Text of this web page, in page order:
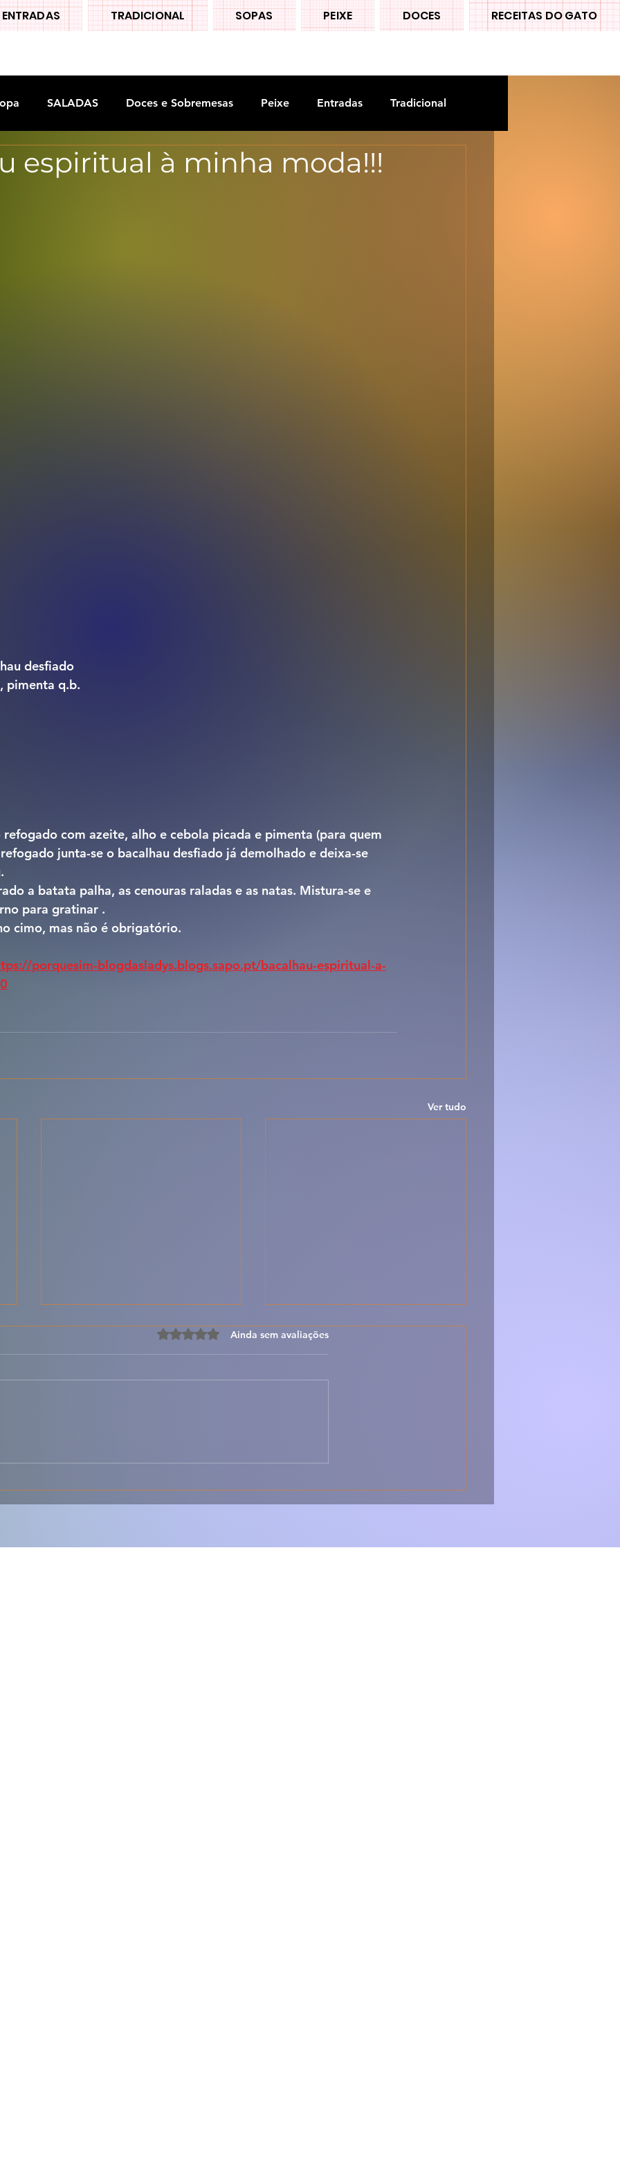
ENTRADAS TRADICIONAL SOPAS PEIXE DOCES RECEITAS DO GATO
SALADAS Doces e Sobremesas Peixe Entradas Tradicional
Legumes
espiritual à minha moda!!!
desfiado
pimenta q.b.
junta-se o bacalhau desfiado já demolhado e deixa-se
a batata palha, as cenouras raladas e as natas. Mistura-se e
para gratinar .
cimo, mas não é obrigatório.
porquesim-blogdasladys.blogs.sapo.pt/bacalhau-espiritual-a-
Ver tudo
com Arroz de Tomate –
de Sabor 🇵🇹
Avaliado com 0 de 5 estrelas.
Ainda sem avaliações